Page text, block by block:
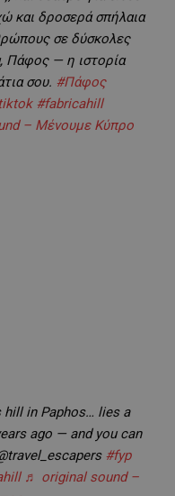
και δροσερά σπήλαια
σε δύσκολες
Πάφος — η ιστορία
σου. #Πάφος
#fabricahill
– Μένουμε Κύπρο
hill in Paphos… lies a
ago — and you can
#fyp
♬ original sound –